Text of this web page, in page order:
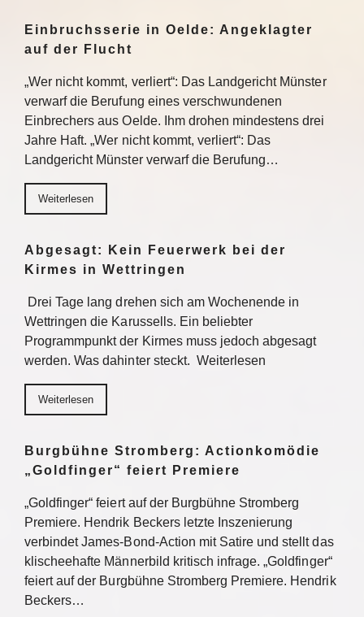
Einbruchsserie in Oelde: Angeklagter
auf der Flucht
„Wer nicht kommt, verliert“: Das Landgericht Münster
verwarf die Berufung eines verschwundenen
Einbrechers aus Oelde. Ihm drohen mindestens drei
Jahre Haft. „Wer nicht kommt, verliert“: Das
Landgericht Münster verwarf die Berufung…
Weiterlesen
Abgesagt: Kein Feuerwerk bei der
Kirmes in Wettringen
Drei Tage lang drehen sich am Wochenende in
Wettringen die Karussells. Ein beliebter
Programmpunkt der Kirmes muss jedoch abgesagt
werden. Was dahinter steckt. Weiterlesen
Weiterlesen
Burgbühne Stromberg: Actionkomödie
„Goldfinger“ feiert Premiere
„Goldfinger“ feiert auf der Burgbühne Stromberg
Premiere. Hendrik Beckers letzte Inszenierung
verbindet James-Bond-Action mit Satire und stellt das
klischeehafte Männerbild kritisch infrage. „Goldfinger“
feiert auf der Burgbühne Stromberg Premiere. Hendrik
Beckers…